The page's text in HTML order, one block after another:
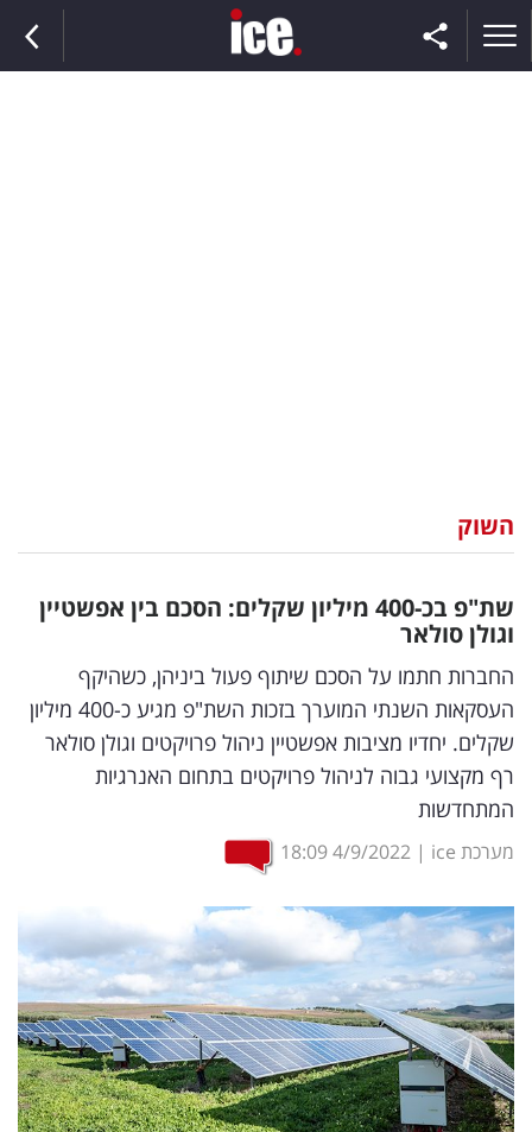
וצרכנות
דיגיטל
וטק
שיווק
ופרסום
משפט
ומחקרים
דעות
רכילות
עסקית
קריפטו
השוק
שת"פ בכ-400 מיליון שקלים: הסכם בין אפשטיין
וגולן סולאר
החברות חתמו על הסכם שיתוף פעול ביניהן, כשהיקף
העסקאות השנתי המוערך בזכות השת"פ מגיע כ-400 מיליון
שקלים. יחדיו מציבות אפשטיין ניהול פרויקטים וגולן סולאר
רף מקצועי גבוה לניהול פרויקטים בתחום האנרגיות
המתחדשות
מערכת ice |
4/9/2022
18:09